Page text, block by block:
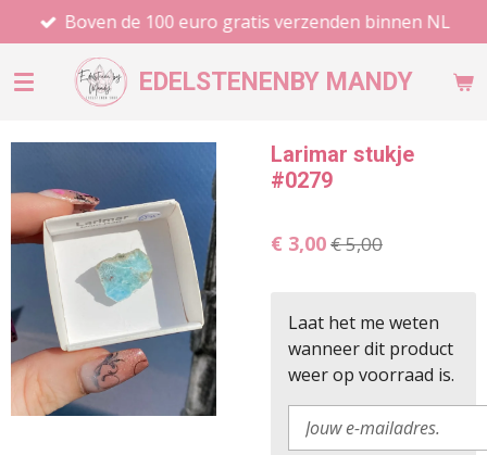
direct
naar
EDELSTENENBY MANDY
Boven de 100 euro gratis verzenden binnen NL
Larimar stukje
#0279
€ 3,00€ 5,00
Laat het me weten
wanneer dit product
weer op voorraad is.